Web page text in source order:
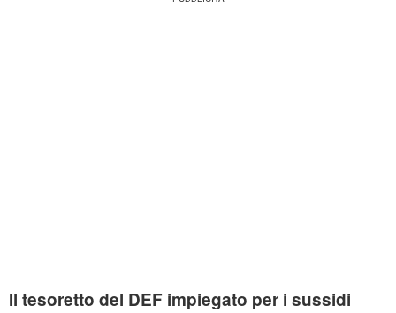
Il tesoretto del DEF impiegato per i sussidi